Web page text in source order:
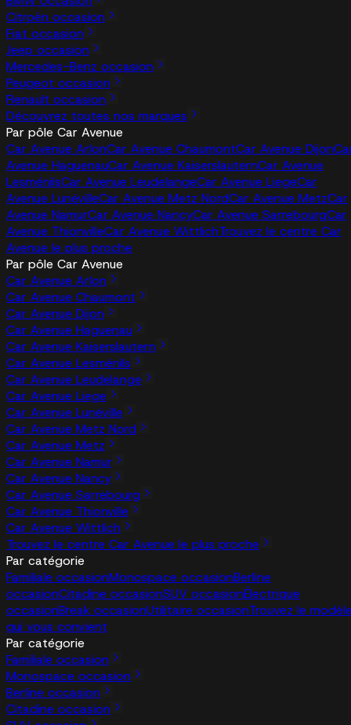
Citroën occasion
Fiat occasion
Jeep occasion
Mercedes-Benz occasion
Peugeot occasion
Renault occasion
Découvrez toutes nos marques
Par pôle Car Avenue
Car Avenue ArlonCar Avenue ChaumontCar Avenue Dijon
Avenue HaguenauCar Avenue KaiserslauternCar Avenue
LesménilsCar Avenue LeudelangeCar Avenue LiegeCar
Avenue LunévilleCar Avenue Metz NordCar Avenue MetzCar
Avenue NamurCar Avenue NancyCar Avenue SarrebourgCar
Avenue ThionvilleCar Avenue WittlichTrouvez le centre Car
Avenue le plus proche
Par pôle Car Avenue
Car Avenue Arlon
Car Avenue Chaumont
Car Avenue Dijon
Car Avenue Haguenau
Car Avenue Kaiserslautern
Car Avenue Lesménils
Car Avenue Leudelange
Car Avenue Liege
Car Avenue Lunéville
Car Avenue Metz Nord
Car Avenue Metz
Car Avenue Namur
Car Avenue Nancy
Car Avenue Sarrebourg
Car Avenue Thionville
Car Avenue Wittlich
Trouvez le centre Car Avenue le plus proche
Par catégorie
Familiale occasionMonospace occasionBerline
occasionCitadine occasionSUV occasionÉlectrique
occasionBreak occasionUtilitaire occasionTrouvez le
qui vous convient
Par catégorie
Familiale occasion
Monospace occasion
Berline occasion
Citadine occasion